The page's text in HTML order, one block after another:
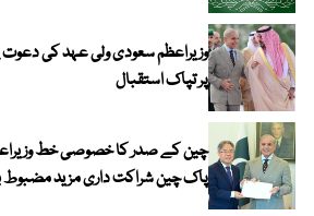
وزیراعظم سعودی ولی عہد کی
پر تپاک استقبال
چین کے صدر کا خصوصی خط
پاک چین شراکت داری مزید مضبوط